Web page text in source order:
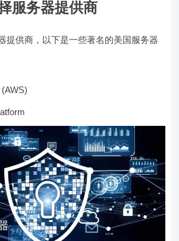
服务器提供商
提供商，以下是一些著名的美国服务器